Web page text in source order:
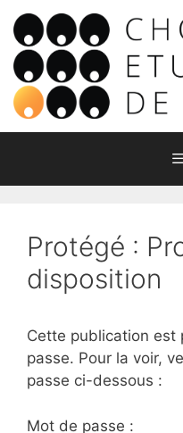
Aller
au
contenu
Protégé :
disposition
Cette publication est
passe. Pour la voir,
passe ci-dessous :
Mot de passe :